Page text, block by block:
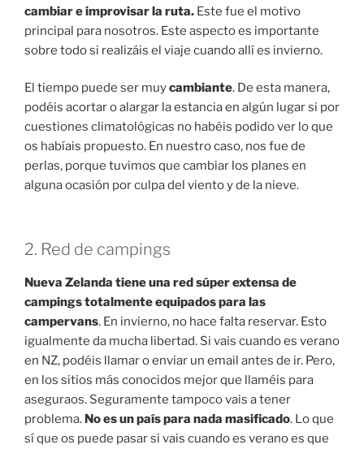
cambiar e improvisar la ruta. Este fue el motivo
principal para nosotros. Este aspecto es importante
sobre todo si realizáis el viaje cuando allí es invierno.
El tiempo puede ser muycambiante. De esta manera,
podéis acortar o alargar la estancia en algún lugar si por
cuestiones climatológicas no habéis podido ver lo que
os habíais propuesto. En nuestro caso, nos fue de
perlas, porque tuvimos que cambiar los planes en
alguna ocasión por culpa del viento y de la nieve.
2. Red de campings
Nueva Zelanda tiene una red súper extensa de
campings totalmente equipados para las
campervans. En invierno, no hace falta reservar. Esto
igualmente da mucha libertad. Si vais cuando es verano
en NZ, podéis llamar o enviar un email antes de ir. Pero,
en los sitios más conocidos mejor que llaméis para
aseguraos. Seguramente tampoco vais a tener
problema. No es un país para nada masificado. Lo que
sí que os puede pasar si vais cuando es verano es que